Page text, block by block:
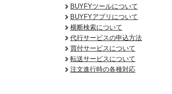
BUYFYツールについて
BUYFYアプリについて
横断検索について
代行サービスの申込方法
買付サービスについて
転送サービスについて
注文進行時の各種対応